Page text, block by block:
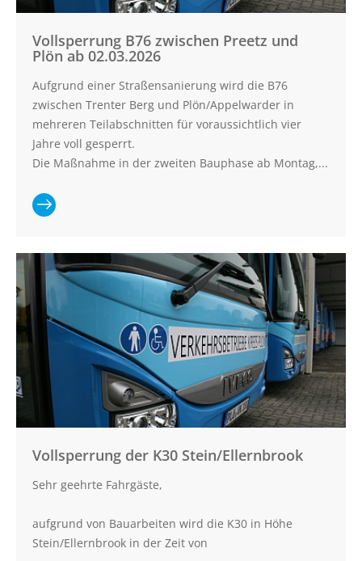
Vollsperrung B76 zwischen Preetz und
Plön ab 02.03.2026
Aufgrund einer Straßensanierung wird die B76
zwischen Trenter Berg und Plön/Appelwarder in
mehreren Teilabschnitten für voraussichtlich vier
Jahre voll gesperrt.
Die Maßnahme in der zweiten Bauphase ab Montag,...
Artikel lesen:
Vollsperrung
B76
zwischen
Preetz und
Plön ab
02.03.2026
Vollsperrung der K30 Stein/Ellernbrook
Sehr geehrte Fahrgäste,
aufgrund von Bauarbeiten wird die K30 in Höhe
Stein/Ellernbrook in der Zeit von